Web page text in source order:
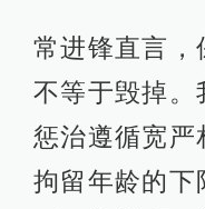
常进锋直言，
不等于毁掉。
惩治遵循宽严
拘留年龄的下